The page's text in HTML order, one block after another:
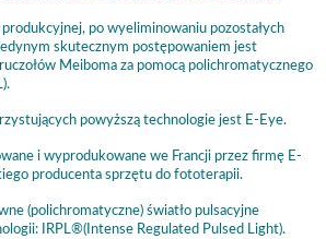
po wyeliminowaniu pozostałych
skutecznym postępowaniem jest
Meiboma za pomocą polichromatycznego
powyższą technologie jest E-Eye.
i wyprodukowane we Francji przez firmę E-
producenta sprzętu do fototerapii.
(polichromatyczne) światło pulsacyjne
IRPL®(Intense Regulated Pulsed Light).